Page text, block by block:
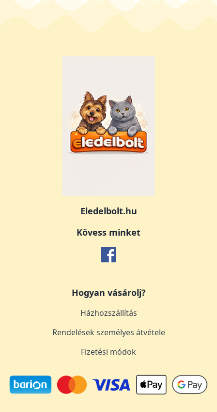
Eledelbolt.hu
Kövess minket
Hogyan vásárolj?
Házhozszállítás
Rendelések személyes átvétele
Fizetési módok